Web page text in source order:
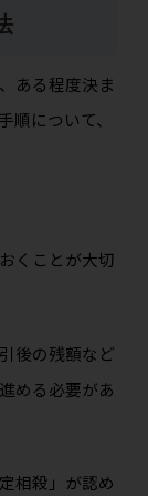
ある程度決ま
について、
くことが大切
後の残額など
める必要があ
相殺」が認め